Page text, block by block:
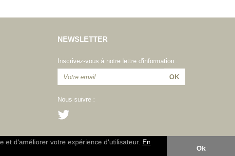
et d'améliorer votre expérience d'utilisateur. En
Ok
NEWSLETTER
Inscrivez-vous à notre lettre d'information :
Nous suivre :